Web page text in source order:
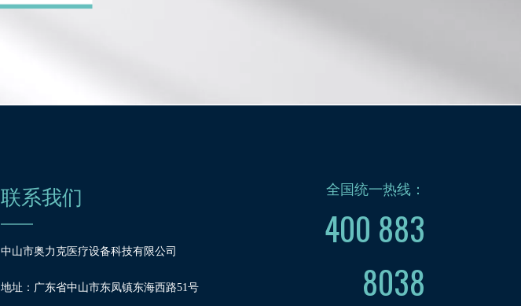
联系我们
中山市奥力克医疗设备科技有限公司
地址：广东省中山市东凤镇东海西路51号
全国统一热线：
400 883
8038